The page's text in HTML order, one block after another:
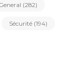
(282)
Sécurité (194)